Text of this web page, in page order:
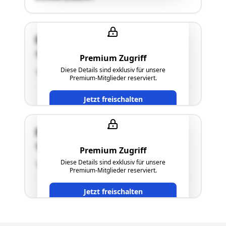
Premium Zugriff
Diese Details sind exklusiv für unsere
Premium-Mitglieder reserviert.
Jetzt freischalten
Dr. Riesenhuber-Straße 2
4563 Micheldorf
"Keine Schätzung erfolgt"
Premium Zugriff
Diese Details sind exklusiv für unsere
Premium-Mitglieder reserviert.
Jetzt freischalten
Dr. Riesenhuber-Straße 2
4563 Micheldorf
"Keine Schätzung erfolgt"